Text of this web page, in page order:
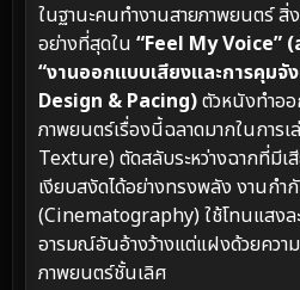
ในฐานะคนทำงานสายภาพยนตร์
อย่างที่สุดใน “Feel My Voice”
“งานออกแบบเสียงและการคุมจั
Design & Pacing)ตัวหนังทำออ
ภาพยนตร์เรื่องนี้ฉลาดมากในการ
Texture) ตัดสลับระหว่างฉากที่มี
เงียบสงัดได้อย่างทรงพลัง งานกำ
(Cinematography) ใช้โทนแสงล
อารมณ์อันอ้างว้างแต่แฝงด้วยคว
ภาพยนตร์ชั้นเลิศ